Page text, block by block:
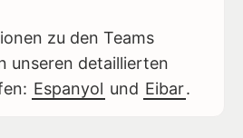
zu den Teams
unseren detaillierten
Espanyol und Eibar.